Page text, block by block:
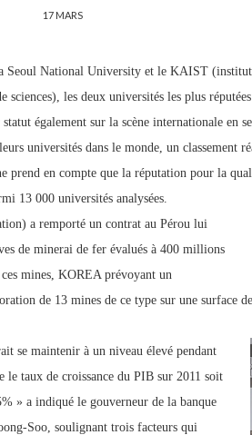
17 MARS
Seoul National University et le KAIST (institut
sciences), les deux universités les plus
également sur la scène internationale en
universités dans le monde, un classement
prend en compte que la réputation pour la
13 000 universités analysées.
a remporté un contrat au Pérou lui
de minerai de fer évalués à 400 millions
mines, KOREA prévoyant un
n de 13 mines de ce type sur une surface
se maintenir à un niveau élevé pendant
le taux de croissance du PIB sur 2011 soit
» a indiqué le gouverneur de la banque
Soo, soulignant trois facteurs qui